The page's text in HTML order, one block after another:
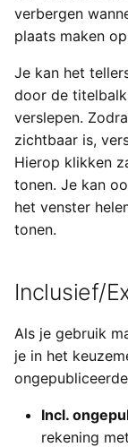
n
i
t
i
a
i
e
Zoekvenster
Beschikbaarheid
Prijzen
Werkelijke
verplaatsen
Instellingen
Overzicht van
Dagtellers
Weektellers
Maandtellers
Overurentellers
instellen
Lijst van scopes
Lijst van
Resources
Contacten
Zoeken
Importeren
Bestanden
Verouderde en
functionaliteit
Contactgegevens
aanpassen in
software
Tips & tricks
integraties en
Types van
gegevens
Tijden invoeren
Excel Add-in
Excel-integratie
(verouderd)
Exchange
Generieke
Mercurius Export
Universe
Generic
Introduction
Yesplan 30, nov
Yesplan 29, apr
Yesplan 28, mrt
Yesplan 27, jul
Yesplan 26.2,
Yesplan 26, okt
Yesplan 25, nov
Yesplan 24, jun
Yesplan 1.23,
verbergen
plaats maken
Je kan het
door de
verslepen.
zichtbaar is,
Hierop klikken
tonen. Je kan
het venster
tonen.
Inclusief/
Als je gebruik
je in het
Incl.
rekening